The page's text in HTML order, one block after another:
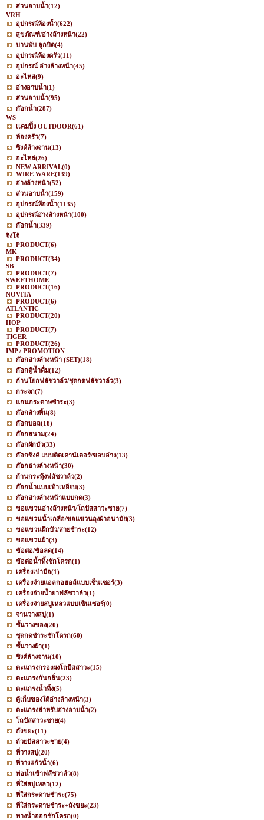
ส่วนอาบน้ำ(12)
VRH
อุปกรณ์ห้องน้ำ(622)
สุขภัณฑ์/อ่างล้างหน้า(22)
บานพับ ลูกบิด(4)
อุปกรณ์ห้องครัว(11)
อุปกรณ์ อ่างล้างหน้า(45)
อะไหล่(9)
อ่างอาบน้ำ(1)
ส่วนอาบน้ำ(95)
ก๊อกน้ำ(287)
WS
เเคมปิ้ง OUTDOOR(61)
ห้องครัว(7)
ซิงค์ล้างจาน(13)
อะไหล่(26)
NEW ARRIVAL(0)
WIRE WARE(139)
อ่างล้างหน้า(52)
ส่วนอาบน้ำ(159)
อุปกรณ์ห้องน้ำ(1135)
อุปกรณ์อ่างล้างหน้า(100)
ก๊อกน้ำ(339)
จิงโจ้
PRODUCT(6)
MK
PRODUCT(34)
SB
PRODUCT(7)
SWEETHOME
PRODUCT(16)
NOVITA
PRODUCT(6)
ATLANTIC
PRODUCT(20)
HOP
PRODUCT(7)
TIGER
PRODUCT(26)
IMP / PROMOTION
ก๊อกอ่างล้างหน้า (SET)(18)
ก๊อกตู้น้ำดื่ม(12)
ก้านโยกฟลัชวาล์ว/ชุดกดฟลัชวาล์ว(3)
กระจก(7)
แกนกระดาษชำระ(3)
ก๊อกล้างพื้น(8)
ก๊อกบอล(18)
ก๊อกสนาม(24)
ก๊อกฝักบัว(33)
ก๊อกซิงค์ แบบติดเคาน์เตอร์/ขอบอ่าง(13)
ก๊อกอ่างล้างหน้า(30)
ก้านกระทุ้งฟลัชวาล์ว(2)
ก๊อกน้ำแบบเท้าเหยียบ(3)
ก๊อกอ่างล้างหน้าแบบกด(3)
ขอแขวนอ่างล้างหน้า/โถปัสสาวะชาย(7)
ขอแขวนน้ำเกลือ/ขอแขวนถุงผ้าอนามัย(3)
ขอแขวนฝักบัว/สายชำระ(12)
ขอแขวนผ้า(3)
ข้อต่อ/ข้อลด(14)
ข้อต่อน้ำทิ้งชักโครก(1)
เครื่องเป่ามือ(1)
เครื่องจ่ายแอลกอฮอล์แบบเซ็นเซอร์(3)
เครื่องจ่ายน้ำยาฟลัชวาล์ว(1)
เครื่องจ่ายสบู่เหลวแบบเซ็นเซอร์(0)
จานวางสบู่(1)
ชั้นวางของ(20)
ชุดกดชำระชักโครก(60)
ชั้นวางผ้า(1)
ซิงค์ล้างจาน(10)
ตะแกรงกรองผงโถปัสสาวะ(15)
ตะแกรงกันกลิ่น(23)
ตะแกรงน้ำทิ้ง(5)
ตู้เก็บของใต้อ่างล้างหน้า(3)
ตะแกรงสำหรับอ่างอาบน้ำ(2)
โถปัสสาวะชาย(4)
ถังขยะ(11)
ถ้วยปัสสาวะชาย(4)
ที่วางสบู่(20)
ที่วางแก้วน้ำ(6)
ท่อน้ำเข้าฟลัชวาล์ว(8)
ที่ใส่สบู่เหลว(12)
ที่ใส่กระดาษชำระ(75)
ที่ใส่กระดาษชำระ+ถังขยะ(23)
ทางน้ำออกชักโครก(0)